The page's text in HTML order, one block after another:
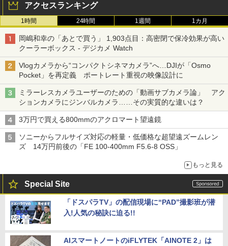
アクセスランキング
1時間 24時間 1週間 1カ月
岡嶋和幸の「あとで買う」 1,903点目：高密閉で保冷効果が高い
クーラーボックス - デジカメ Watch
Vlogカメラから“コンパクトシネマカメラ”へ…DJIが「Osmo
Pocket」を再定義 ポートレート重視の映像設計に
ミラーレスカメラユーザーのための「動画サブカメラ論」 アク
ションカメラにジンバルカメラ……その実質的な違いは？
3万円で買える800mmのアクロマート望遠鏡
ソニーからフルサイズ対応の軽量・低価格な超望遠ズームレン
ズ 14万円前後の「FE 100-400mm F5.6-8 OSS」
もっと見る
Special Site
「ドスパラTV」の配信現場に“PAD”撮影班が潜
入!人気の秘訣に迫る!!
AIスマートノートのiFLYTEK「AINOTE 2」は